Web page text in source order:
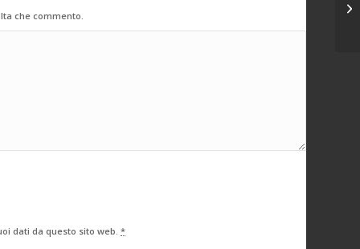
che commento.
dati da questo sito web.*